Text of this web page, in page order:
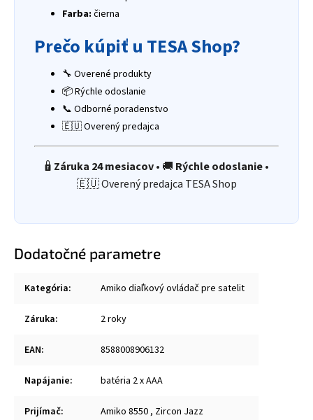
Farba: čierna
Prečo kúpiť u TESA Shop?
🔧 Overené produkty
📦 Rýchle odoslanie
📞 Odborné poradenstvo
🇪🇺 Overený predajca
🔒 Záruka 24 mesiacov• 🚚 Rýchle odoslanie•
🇪🇺 Overený predajca TESA Shop
Dodatočné parametre
Kategória: Amiko diaľkový ovládač pre satelit
Záruka: 2 roky
EAN: 8588008906132
Napájanie: batéria 2 x AAA
Prijímač: Amiko 8550 , Zircon Jazz